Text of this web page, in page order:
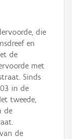
die
en
de
met
Sinds
in de
tweede,
de
de